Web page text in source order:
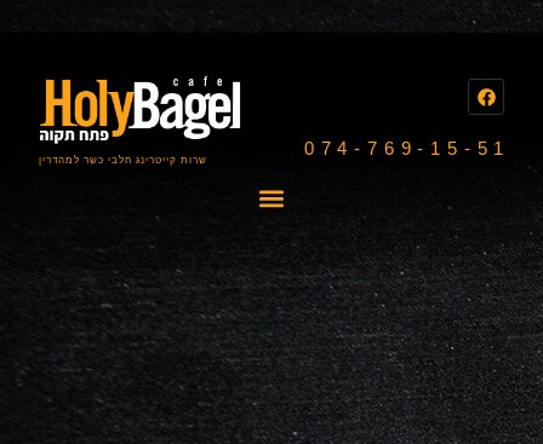
074-769-15-51
שרות קייטרינג חלבי כשר למהדרין